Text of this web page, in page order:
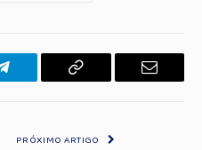
Telegrama Copiar
E-
PRÓXIMO ARTIGO